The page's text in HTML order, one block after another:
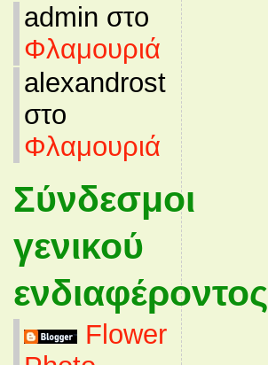
admin στο
Φλαμουριά
alexandrost
στο
Φλαμουριά
Σύνδεσμοι
γενικού
ενδιαφέροντος
Flower